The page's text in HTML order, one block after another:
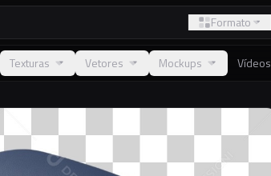
Formato
Texturas Vetores Mockups Vídeos